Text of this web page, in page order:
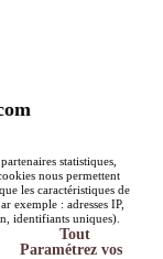
statistiques,
nous permettent
les caractéristiques de
exemple : adresses IP,
identifiants uniques).
Tout
Paramétrez vos